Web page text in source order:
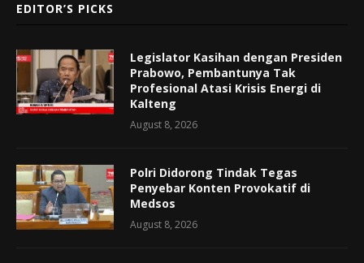
EDITOR’S PICKS
Legislator Kasihan dengan Presiden
Prabowo, Pembantunya Tak
Profesional Atasi Krisis Energi di
Kalteng
August 8, 2026
Polri Didorong Tindak Tegas
Penyebar Konten Provokatif di
Medsos
August 8, 2026